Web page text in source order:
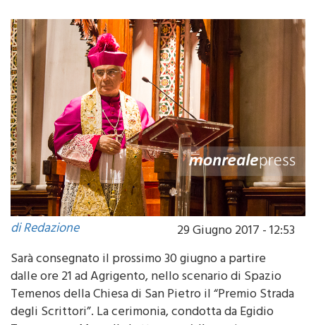
di Redazione
29 Giugno 2017 - 12:53
Sarà consegnato il prossimo 30 giugno a partire
dalle ore 21 ad Agrigento, nello scenario di Spazio
Temenos della Chiesa di San Pietro il “Premio Strada
degli Scrittori”. La cerimonia, condotta da Egidio